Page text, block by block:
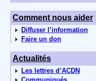
Comment nous aider
Diffuser l’information
Faire un don
Actualités
Les lettres d’ACDN